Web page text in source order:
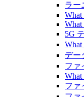
ラー
What
What
5G
What
デー
ファ
What
ファ